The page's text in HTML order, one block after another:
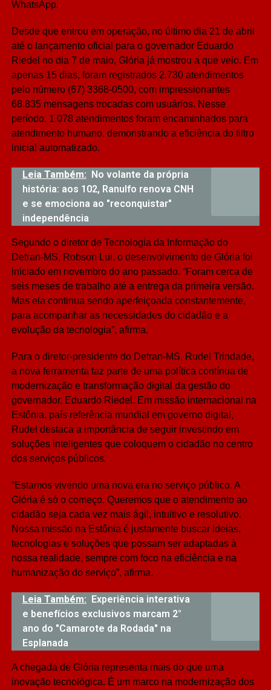
WhatsApp.
Desde que entrou em operação, no último dia 21 de abril
até o lançamento oficial para o governador Eduardo
Riedel no dia 7 de maio, Glória já mostrou a que veio. Em
apenas 15 dias, foram registrados 2.730 atendimentos
pelo número (67) 3368-0500, com impressionantes
68.835 mensagens trocadas com usuários. Nesse
período, 1.078 atendimentos foram encaminhados para
atendimento humano, demonstrando a eficiência do filtro
inicial automatizado.
Leia Também: No volante da própria
história: aos 102, Ranulfo renova CNH
e se emociona ao "reconquistar"
independência
Segundo o diretor de Tecnologia da Informação do
Detran-MS, Robson Lui, o desenvolvimento de Glória foi
iniciado em novembro do ano passado. “Foram cerca de
seis meses de trabalho até a entrega da primeira versão.
Mas ela continua sendo aperfeiçoada constantemente,
para acompanhar as necessidades do cidadão e a
evolução da tecnologia”, afirma.
Para o diretor-presidente do Detran-MS, Rudel Trindade,
a nova ferramenta faz parte de uma política contínua de
modernização e transformação digital da gestão do
governador, Eduardo Riedel. Em missão internacional na
Estônia, país referência mundial em governo digital,
Rudel destaca a importância de seguir investindo em
soluções inteligentes que coloquem o cidadão no centro
dos serviços públicos.
“Estamos vivendo uma nova era no serviço público. A
Glória é só o começo. Queremos que o atendimento ao
cidadão seja cada vez mais ágil, intuitivo e resolutivo.
Nossa missão na Estônia é justamente buscar ideias,
tecnologias e soluções que possam ser adaptadas à
nossa realidade, sempre com foco na eficiência e na
humanização do serviço”, afirma.
Leia Também: Experiência interativa
e benefícios exclusivos marcam 2°
ano do "Camarote da Rodada" na
Esplanada
A chegada de Glória representa mais do que uma
inovação tecnológica. É um marco na modernização dos